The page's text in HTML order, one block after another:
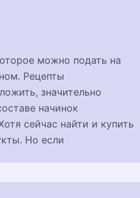
можно подать на
Рецепты
значительно
начинок
сейчас найти и купить
Но если